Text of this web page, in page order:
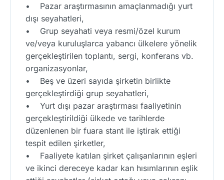
• Pazar araştırmasının amaçlanmadığı yurt
dışı seyahatleri,
• Grup seyahati veya resmi/özel kurum
ve/veya kuruluşlarca yabancı ülkelere yönelik
gerçekleştirilen toplantı, sergi, konferans vb.
organizasyonlar,
• Beş ve üzeri sayıda şirketin birlikte
gerçekleştirdiği grup seyahatleri,
• Yurt dışı pazar araştırması faaliyetinin
gerçekleştirildiği ülkede ve tarihlerde
düzenlenen bir fuara stant ile iştirak ettiği
tespit edilen şirketler,
• Faaliyete katılan şirket çalışanlarının eşleri
ve ikinci dereceye kadar kan hısımlarının eşlik